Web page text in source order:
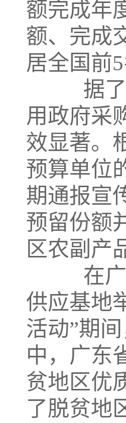
额完成年
额、完成
居全国前5
据了
用政府采
效显著。
预算单位
期通报宣
预留份额
区农副产
在广
供应基地
活动”期
中，广东
贫地区优
了脱贫地